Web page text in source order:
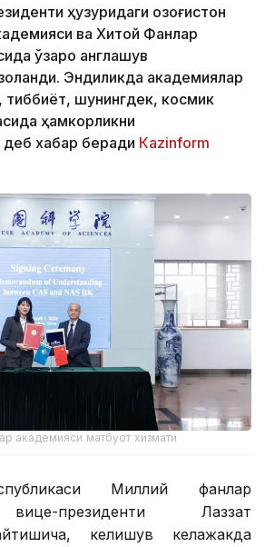
ҳузуридаги Қозоғистон
ва Хитой Фанлар
ўзаро англашув
Эндиликда академиялар
тиббиёт, шунингдек, космик
ҳамкорликни
хабар беради Кazinform
академияси матбуот хизмати
Миллий фанлар
президенти Лаззат
келишув келажакда